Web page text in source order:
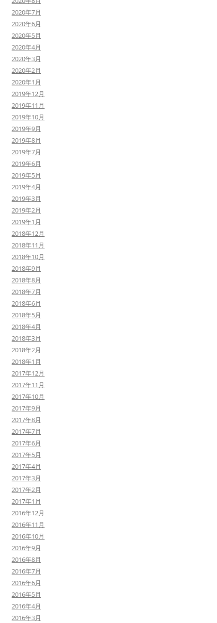
2020年7月
2020年6月
2020年5月
2020年4月
2020年3月
2020年2月
2020年1月
2019年12月
2019年11月
2019年10月
2019年9月
2019年8月
2019年7月
2019年6月
2019年5月
2019年4月
2019年3月
2019年2月
2019年1月
2018年12月
2018年11月
2018年10月
2018年9月
2018年8月
2018年7月
2018年6月
2018年5月
2018年4月
2018年3月
2018年2月
2018年1月
2017年12月
2017年11月
2017年10月
2017年9月
2017年8月
2017年7月
2017年6月
2017年5月
2017年4月
2017年3月
2017年2月
2017年1月
2016年12月
2016年11月
2016年10月
2016年9月
2016年8月
2016年7月
2016年6月
2016年5月
2016年4月
2016年3月